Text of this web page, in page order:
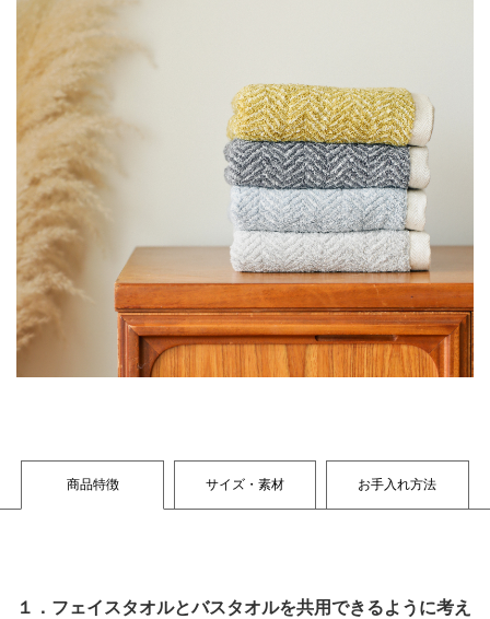
商品特徴 サイズ・素材 お手入れ方法
１．フェイスタオルとバスタオルを共用できるように考え